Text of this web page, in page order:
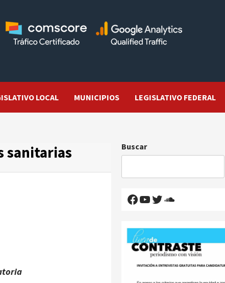
LOCAL MUNICIPIOS LEGISLATIVO FEDERAL
sanitarias
Buscar
Facebook
YouTube
Twitter
SoundCloud